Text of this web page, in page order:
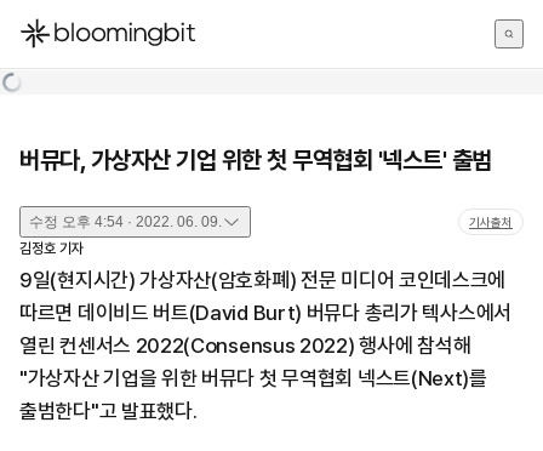
한국어
버뮤다, 가상자산 기업 위한 첫 무역협회 '넥스트' 출범
수정 오후 4:54 · 2022. 06. 09. 기사출처
김정호 기자
9일(현지시간) 가상자산(암호화폐) 전문 미디어 코인데스크에
따르면 데이비드 버트(David Burt) 버뮤다 총리가 텍사스에서
열린 컨센서스 2022(Consensus 2022) 행사에 참석해
"가상자산 기업을 위한 버뮤다 첫 무역협회 넥스트(Next)를
출범한다"고 발표했다.